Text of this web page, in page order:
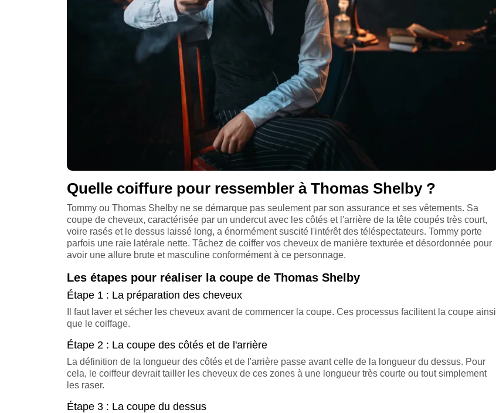
Quelle coiffure pour ressembler à Thomas Shelby ?
Tommy ou Thomas Shelby ne se démarque pas seulement par son assurance et ses vêtements. Sa
coupe de cheveux, caractérisée par un undercut avec les côtés et l'arrière de la tête coupés très court,
voire rasés et le dessus laissé long, a énormément suscité l'intérêt des téléspectateurs. Tommy porte
parfois une raie latérale nette. Tâchez de coiffer vos cheveux de manière texturée et désordonnée pour
avoir une allure brute et masculine conformément à ce personnage.
Les étapes pour réaliser la coupe de Thomas Shelby
Étape 1 : La préparation des cheveux
Il faut laver et sécher les cheveux avant de commencer la coupe. Ces processus facilitent la coupe ainsi
que le coiffage.
Étape 2 : La coupe des côtés et de l'arrière
La définition de la longueur des côtés et de l'arrière passe avant celle de la longueur du dessus. Pour
cela, le coiffeur devrait tailler les cheveux de ces zones à une longueur très courte ou tout simplement
les raser.
Étape 3 : La coupe du dessus